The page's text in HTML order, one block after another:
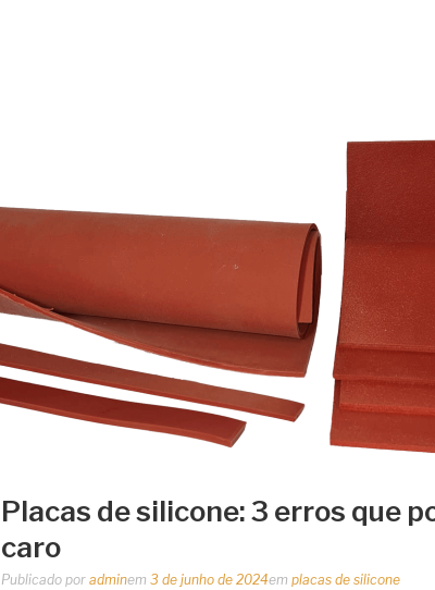
Placas de silicone: 3 erros que
caro
Publicado por adminem 3 de junho de 2024em placas de silicone